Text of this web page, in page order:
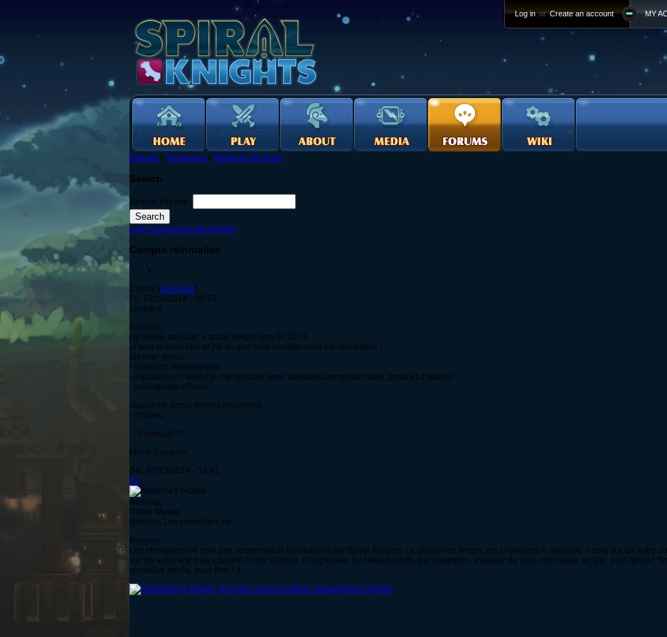
MY
Log in or Create an account
Forums › Technique › Rapports de Bugs
Search
Search this site:
Log in to post on the forums
Compte réinitialisé
1 reply [Last post]
Fri, 07/18/2014 - 05:27
Lestuk-Il
Bonjour,
j'ai arrêté de jouer a spiral knight vers fin 2013
je suis revenu hier et j'ai vu que mon compte avait été réinitialisé :
premier perso :
- missions réinitialisées
- équipement retiré ( je me retrouve avec quelques armes de base, proto et d'autres)
- amis/guilde effacés
deuxième perso (moins important) :
- disparu
... Pourquoi??
Merci d'avance
Sat, 07/19/2014 - 12:41
#1
Atalanta
Game Master
Bonjour, Les chevaliers ne
Bonjour,
Les chevaliers ne sont pas supprimés ni réinitialisés sur Spiral Knights. La plupart de temps, les chevaliers « disparus » sont sur un autre
sur un autre site web (comme Armor Games, Kongregate, ou Newgrounds, par exemple), essayez de vous connecter au site, puis lancez
chevalier perdu, peut-être ! :)